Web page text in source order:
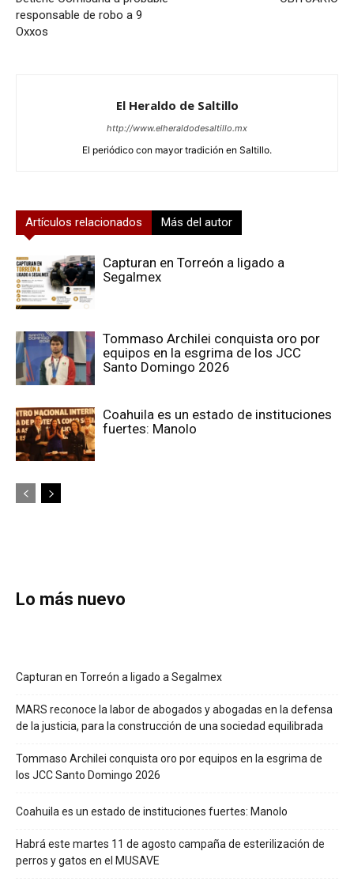
responsable de robo a 9
Oxxos
El Heraldo de Saltillo
http://www.elheraldodesaltillo.mx
El periódico con mayor tradición en Saltillo.
Artículos relacionados Más del autor
Capturan en Torreón a ligado a
Segalmex
Tommaso Archilei conquista oro por
equipos en la esgrima de los JCC
Santo Domingo 2026
Coahuila es un estado de instituciones
fuertes: Manolo
Lo más nuevo
Capturan en Torreón a ligado a Segalmex
MARS reconoce la labor de abogados y abogadas en la defensa
de la justicia, para la construcción de una sociedad equilibrada
Tommaso Archilei conquista oro por equipos en la esgrima de
los JCC Santo Domingo 2026
Coahuila es un estado de instituciones fuertes: Manolo
Habrá este martes 11 de agosto campaña de esterilización de
perros y gatos en el MUSAVE